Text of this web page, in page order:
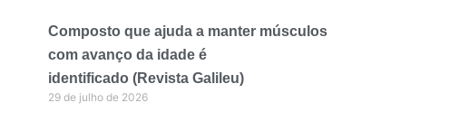
Composto que ajuda a manter músculos
com avanço da idade é
identificado (Revista Galileu)
29 de julho de 2026